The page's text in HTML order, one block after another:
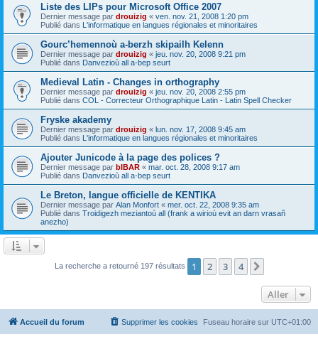
Liste des LIPs pour Microsoft Office 2007
Dernier message par drouizig « ven. nov. 21, 2008 1:20 pm
Publié dans L'informatique en langues régionales et minoritaires
Gourc’hemennoù a-berzh skipailh Kelenn
Dernier message par drouizig « jeu. nov. 20, 2008 9:21 pm
Publié dans Danvezioù all a-bep seurt
Medieval Latin - Changes in orthography
Dernier message par drouizig « jeu. nov. 20, 2008 2:55 pm
Publié dans COL - Correcteur Orthographique Latin - Latin Spell Checker
Fryske akademy
Dernier message par drouizig « lun. nov. 17, 2008 9:45 am
Publié dans L'informatique en langues régionales et minoritaires
Ajouter Junicode à la page des polices ?
Dernier message par bIBAR « mar. oct. 28, 2008 9:17 am
Publié dans Danvezioù all a-bep seurt
Le Breton, langue officielle de KENTIKA
Dernier message par Alan Monfort « mer. oct. 22, 2008 9:35 am
Publié dans Troidigezh meziantoù all (frank a wirioù evit an darn vrasañ
anezho)
La recherche a retourné 197 résultats 1 2 3 4
Aller
Accueil du forum Fuseau horaire sur UTC+01:00
Supprimer les cookies